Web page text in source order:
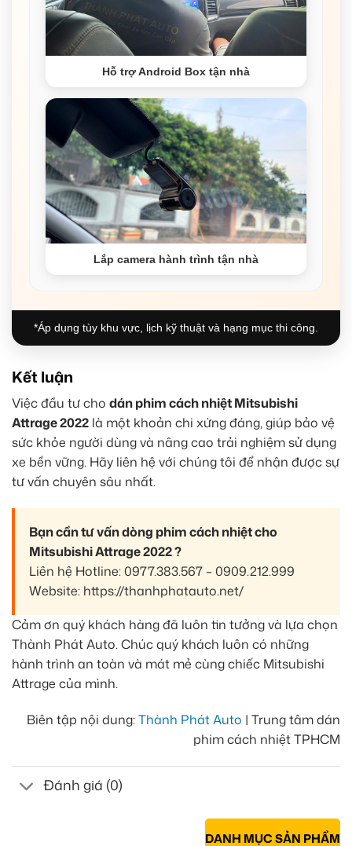
Hỗ trợ Android Box tận nhà
Lắp camera hành trình tận nhà
*Áp dụng tùy khu vực, lịch kỹ thuật và hạng mục thi công.
Kết luận
Việc đầu tư cho dán phim cách nhiệt Mitsubishi
Attrage 2022 là một khoản chi xứng đáng, giúp bảo vệ
sức khỏe người dùng và nâng cao trải nghiệm sử dụng
xe bền vững. Hãy liên hệ với chúng tôi để nhận được sự
tư vấn chuyên sâu nhất.
Bạn cần tư vấn dòng phim cách nhiệt cho
Mitsubishi Attrage 2022 ?
Liên hệ Hotline: 0977.383.567 – 0909.212.999
Website: https://thanhphatauto.net/
Cảm ơn quý khách hàng đã luôn tin tưởng và lựa chọn
Thành Phát Auto. Chúc quý khách luôn có những
hành trình an toàn và mát mẻ cùng chiếc Mitsubishi
Attrage của mình.
Biên tập nội dung:Thành Phát Auto | Trung tâm dán
phim cách nhiệt TPHCM
Đánh giá (0)
DANH MỤC SẢN PHẨM